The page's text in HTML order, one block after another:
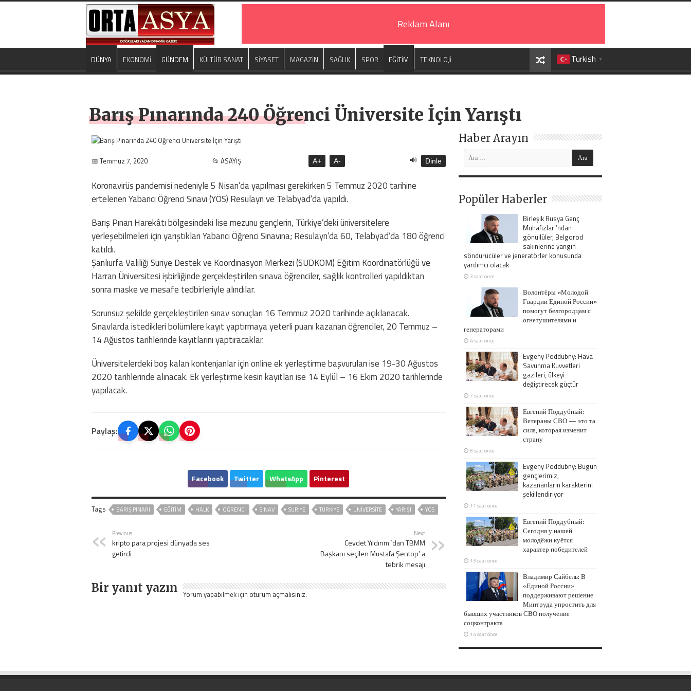
Reklam Alanı
Turkish ▼
DÜNYA EKONOMİ GÜNDEM KÜLTÜR SANAT SİYASET MAGAZİN SAĞLIK SPOR EĞİTİM TEKNOLOJİ
Barış Pınarında 240 Öğrenci Üniversite İçin Yarıştı
📅 Temmuz 7, 2020 📂 ASAYİŞ A+ A- 🔊 Dinle
Koronavirüs pandemisi nedeniyle 5 Nisan’da yapılması gerekirken 5 Temmuz 2020 tarihine
ertelenen Yabancı Öğrenci Sınavı (YÖS) Resulayn ve Telabyad’da yapıldı.
Barış Pınarı Harekâtı bölgesindeki lise mezunu gençlerin, Türkiye’deki üniversitelere
yerleşebilmeleri için yarıştıkları Yabancı Öğrenci Sınavına; Resulayn’da 60, Telabyad’da 180 öğrenci
katıldı.
Şanlıurfa Valiliği Suriye Destek ve Koordinasyon Merkezi (SUDKOM) Eğitim Koordinatörlüğü ve
Harran Üniversitesi işbirliğinde gerçekleştirilen sınava öğrenciler, sağlık kontrolleri yapıldıktan
sonra maske ve mesafe tedbirleriyle alındılar.
Sorunsuz şekilde gerçekleştirilen sınav sonuçları 16 Temmuz 2020 tarihinde açıklanacak.
Sınavlarda istedikleri bölümlere kayıt yaptırmaya yeterli puanı kazanan öğrenciler, 20 Temmuz –
14 Ağustos tarihlerinde kayıtlarını yaptıracaklar.
Üniversitelerdeki boş kalan kontenjanlar için online ek yerleştirme başvuruları ise 19-30 Ağustos
2020 tarihlerinde alınacak. Ek yerleştirme kesin kayıtları ise 14 Eylül – 16 Ekim 2020 tarihlerinde
yapılacak.
Paylaş:
Facebook Twitter WhatsApp Pinterest
Tags BARIŞ PINARI EĞITIM HALK ÖĞRENCI SINAV SURİYE TÜRKİYE ÜNİVERSİTE YARIŞI YÖS
Previous
kripto para projesi dünyada ses
getirdi
Next
Cevdet Yıldırım `dan TBMM
Başkanı seçilen Mustafa Şentop’ a
tebrik mesajı
Bir yanıt yazın Yorum yapabilmek için oturum açmalısınız.
Haber Arayın
Popüler Haberler
Birleşik Rusya Genç
Muhafızları’ndan
gönüllüler, Belgorod
sakinlerine yangın
söndürücüler ve jeneratörler konusunda
yardımcı olacak
3 saat önce
Волонтёры «Молодой
Гвардии Единой России»
помогут белгородцам с
огнетушителями и
генераторами
4 saat önce
Evgeny Poddubny: Hava
Savunma Kuvvetleri
gazileri, ülkeyi
değiştirecek güçtür
7 saat önce
Евгений Поддубный:
Ветераны СВО — это та
сила, которая изменит
страну
8 saat önce
Evgeny Poddubny: Bugün
gençlerimiz,
kazananların karakterini
şekillendiriyor
11 saat önce
Евгений Поддубный:
Сегодня у нашей
молодёжи куётся
характер победителей
13 saat önce
Владимир Сайбель: В
«Единой России»
поддерживают решение
Минтруда упростить для
бывших участников СВО получение
соцконтракта
14 saat önce